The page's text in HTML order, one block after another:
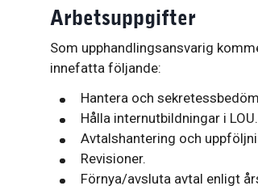
Arbetsuppgifter
Som upphandlingsansvarig
innefatta följande:
Hantera och
Hålla internutbildningar i LOU.
Avtalshantering och
Revisioner.
Förnya/avsluta avtal enligt